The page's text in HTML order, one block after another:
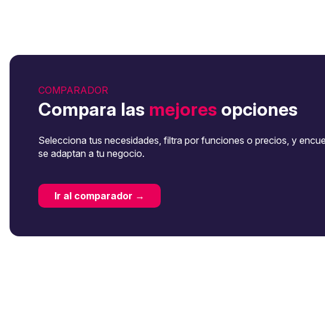
COMPARADOR
Compara las mejores opciones
Selecciona tus necesidades, filtra por funciones o precios, y
se adaptan a tu negocio.
Ir al comparador →